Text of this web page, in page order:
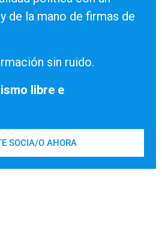
de la mano de firmas de
sin ruido.
libre e
SOCIA/O AHORA